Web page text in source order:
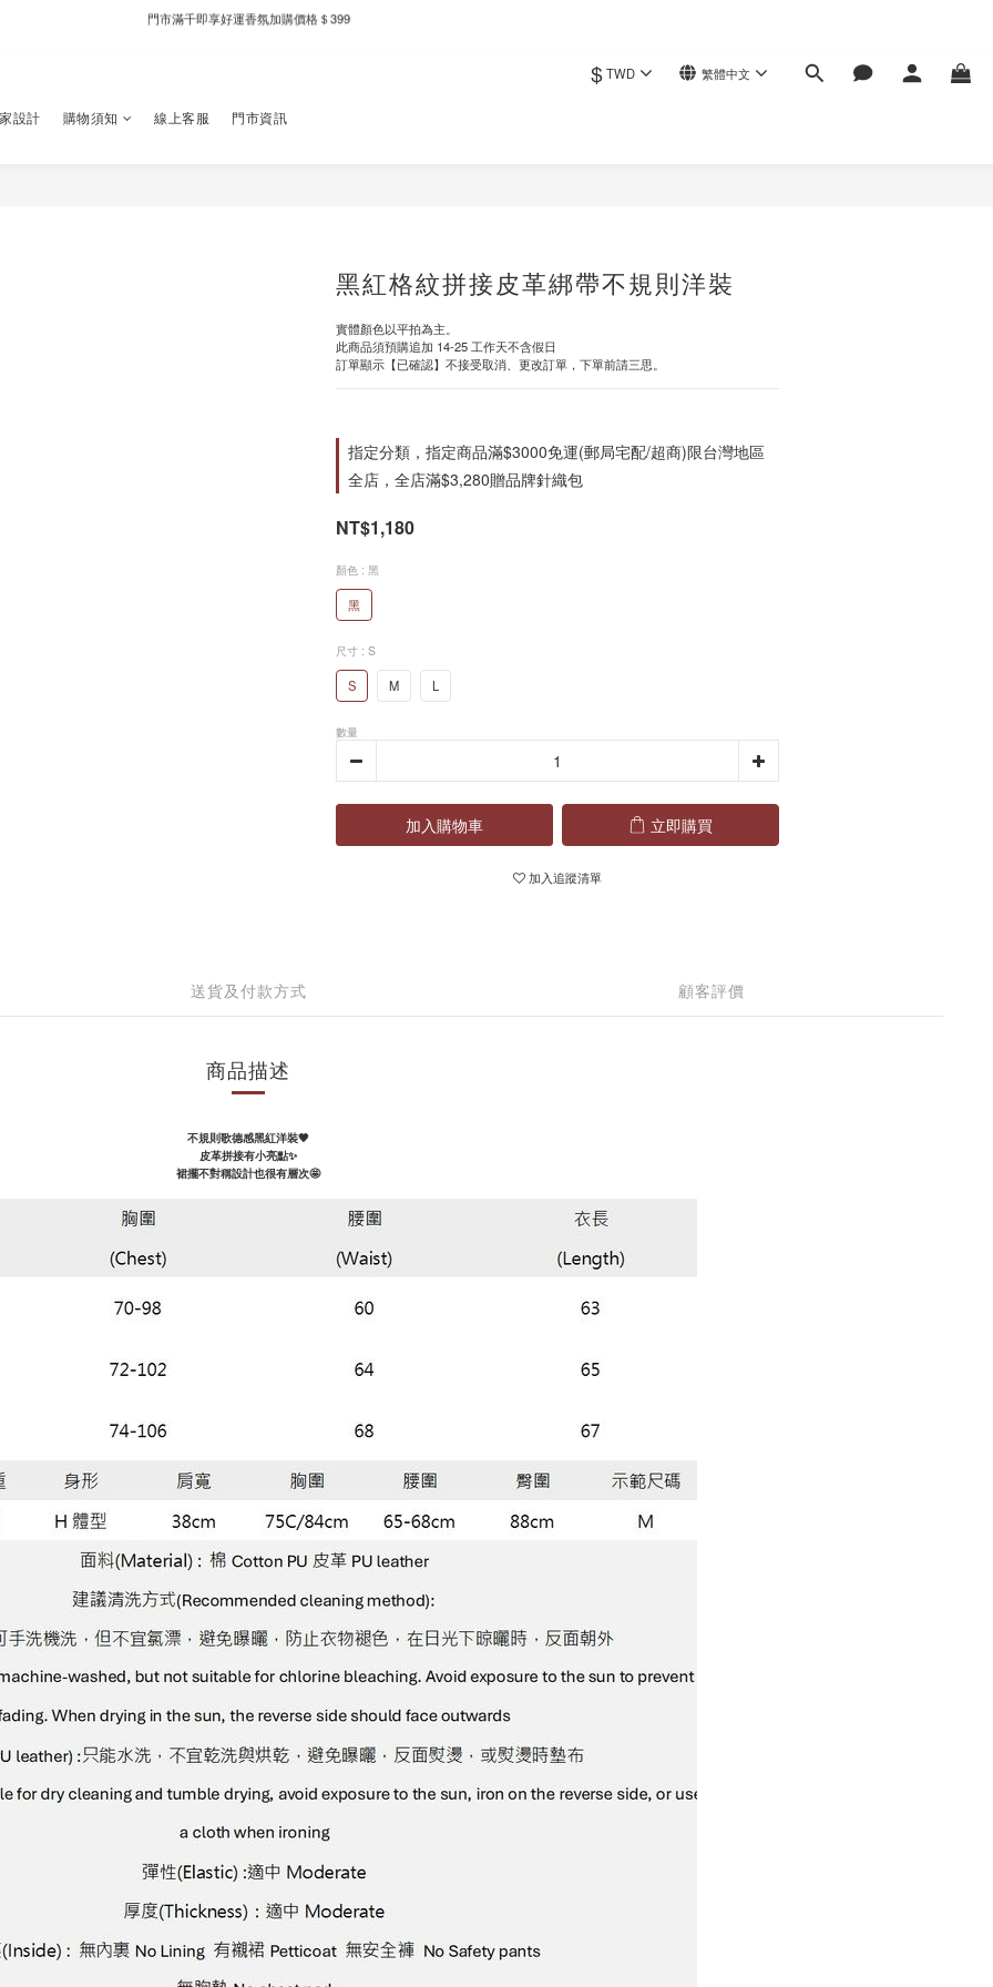
新自製款系列首批限時優惠｜單件95折，任兩件9折
$ TWD 繁體中文
設計 購物須知 線上客服 門市資訊
黑紅格紋拼接皮革綁帶不規則洋裝
實體顏色以平拍為主。
此商品須預購追加 14-25 工作天不含假日
訂單顯示【已確認】不接受取消、更改訂單，下單前請三思。
指定分類，指定商品滿$3000免運(郵局宅配/超商)限台灣地區
全店，全店滿$3,280贈品牌針織包
NT$1,180
顏色 : 黑
黑
尺寸 : S
S M L
數量
加入購物車 立即購買
加入追蹤清單
送貨及付款方式 顧客評價
商品描述
不規則歌德感黑紅洋裝🖤
皮革拼接有小亮點✨
裙擺不對稱設計也很有層次🤩